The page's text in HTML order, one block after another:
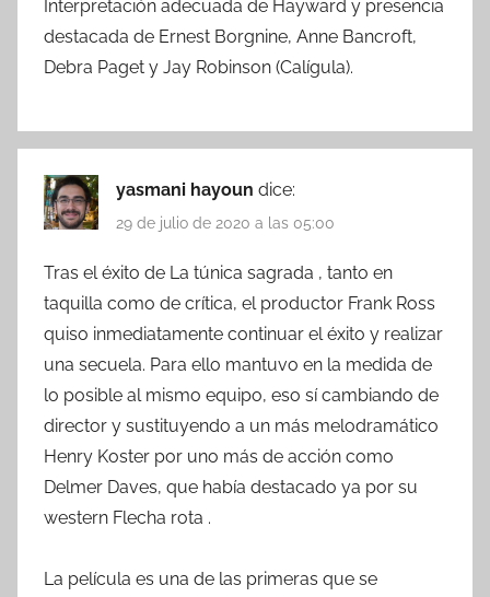
Interpretación adecuada de Hayward y presencia
destacada de Ernest Borgnine, Anne Bancroft,
Debra Paget y Jay Robinson (Calígula).
yasmani hayoun dice:
29 de julio de 2020 a las 05:00
Tras el éxito de La túnica sagrada , tanto en
taquilla como de crítica, el productor Frank Ross
quiso inmediatamente continuar el éxito y realizar
una secuela. Para ello mantuvo en la medida de
lo posible al mismo equipo, eso sí cambiando de
director y sustituyendo a un más melodramático
Henry Koster por uno más de acción como
Delmer Daves, que había destacado ya por su
western Flecha rota .
La película es una de las primeras que se